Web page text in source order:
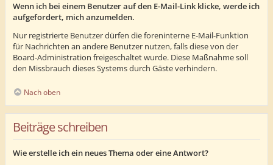
Wenn ich bei einem Benutzer auf den E-Mail-Link klicke, werde ich
aufgefordert, mich anzumelden.
Nur registrierte Benutzer dürfen die foreninterne E-Mail-Funktion
für Nachrichten an andere Benutzer nutzen, falls diese von der
Board-Administration freigeschaltet wurde. Diese Maßnahme soll
den Missbrauch dieses Systems durch Gäste verhindern.
Nach oben
Beiträge schreiben
Wie erstelle ich ein neues Thema oder eine Antwort?